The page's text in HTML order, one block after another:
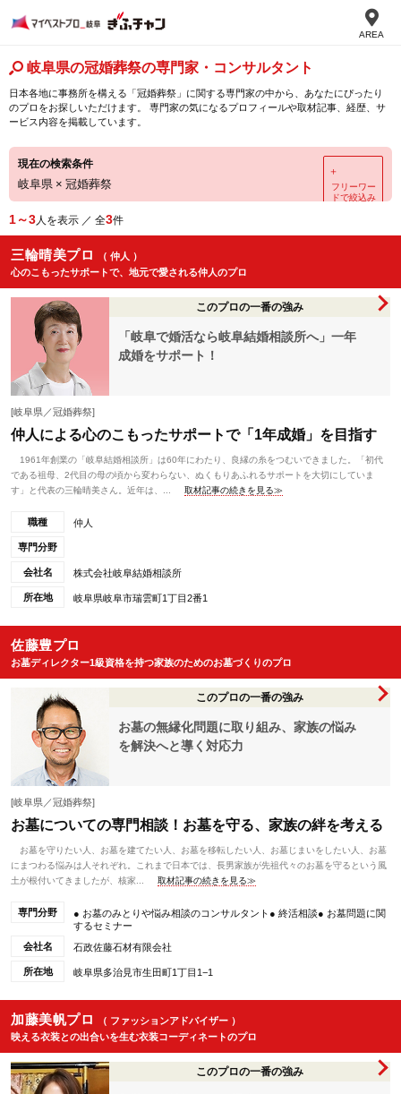
AREA
岐阜県の冠婚葬祭の専門家・コンサルタント
日本各地に事務所を構える「冠婚葬祭」に関する専門家の中から、あなたにぴったり
のプロをお探しいただけます。 専門家の気になるプロフィールや取材記事、経歴、サ
ービス内容を掲載しています。
現在の検索条件
岐阜県 × 冠婚葬祭
＋
フリーワー
ドで絞込み
1～3人を表示 ／ 全3件
三輪晴美プロ
（ 仲人 ）
心のこもったサポートで、地元で愛される仲人のプロ
このプロの一番の強み
「岐阜で婚活なら岐阜結婚相談所へ」一年
成婚をサポート！
[岐阜県／冠婚葬祭]
仲人による心のこもったサポートで「1年成婚」を目指す
1961年創業の「岐阜結婚相談所」は60年にわたり、良縁の糸をつむいできました。「初代
である祖母、2代目の母の頃から変わらない、ぬくもりあふれるサポートを大切にしていま
す」と代表の三輪晴美さん。近年は、...
取材記事の続きを見る≫
職種 仲人
専門分野
会社名 株式会社岐阜結婚相談所
所在地 岐阜県岐阜市瑞雲町1丁目2番1
佐藤豊プロ
お墓ディレクター1級資格を持つ家族のためのお墓づくりのプロ
このプロの一番の強み
お墓の無縁化問題に取り組み、家族の悩み
を解決へと導く対応力
[岐阜県／冠婚葬祭]
お墓についての専門相談！お墓を守る、家族の絆を考える
お墓を守りたい人、お墓を建てたい人、お墓を移転したい人、お墓じまいをしたい人、お墓
にまつわる悩みは人それぞれ。これまで日本では、長男家族が先祖代々のお墓を守るという風
土が根付いてきましたが、核家...
取材記事の続きを見る≫
専門分野
● お墓のみとりや悩み相談のコンサルタント● 終活相談● お墓問題に関
するセミナー
会社名
石政佐藤石材有限会社
所在地 岐阜県多治見市生田町1丁目1−1
加藤美帆プロ
（ ファッションアドバイザー ）
映える衣装との出合いを生む衣装コーディネートのプロ
このプロの一番の強み